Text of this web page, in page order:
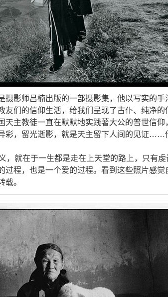
影师吕楠出版的一部摄影集，他以写实的手
友们的信仰生活，给我们呈现了古仆、纯净的
天主教徒一直在默默地实践著大公的普世信仰
彩，留光逝影，就是天主留下人间的见证……
，就在于一生都是走在上天堂的路上，只有
过程，也是一个爱的过程。看到这些照片感觉
载。